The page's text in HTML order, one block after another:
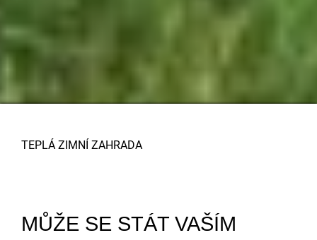
TEPLÁ ZIMNÍ ZAHRADA
MŮŽE SE STÁT VAŠÍM